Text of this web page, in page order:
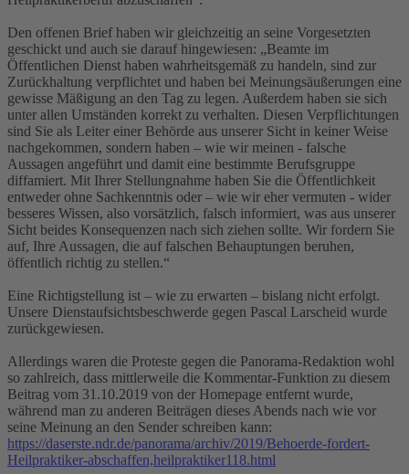
Den offenen Brief haben wir gleichzeitig an seine Vorgesetzten
geschickt und auch sie darauf hingewiesen: „Beamte im
Öffentlichen Dienst haben wahrheitsgemäß zu handeln, sind zur
Zurückhaltung verpflichtet und haben bei Meinungsäußerungen eine
gewisse Mäßigung an den Tag zu legen. Außerdem haben sie sich
unter allen Umständen korrekt zu verhalten. Diesen Verpflichtungen
sind Sie als Leiter einer Behörde aus unserer Sicht in keiner Weise
nachgekommen, sondern haben – wie wir meinen - falsche
Aussagen angeführt und damit eine bestimmte Berufsgruppe
diffamiert. Mit Ihrer Stellungnahme haben Sie die Öffentlichkeit
entweder ohne Sachkenntnis oder – wie wir eher vermuten - wider
besseres Wissen, also vorsätzlich, falsch informiert, was aus unserer
Sicht beides Konsequenzen nach sich ziehen sollte. Wir fordern Sie
auf, Ihre Aussagen, die auf falschen Behauptungen beruhen,
öffentlich richtig zu stellen.“
Eine Richtigstellung ist – wie zu erwarten – bislang nicht erfolgt.
Unsere Dienstaufsichtsbeschwerde gegen Pascal Larscheid wurde
zurückgewiesen.
Allerdings waren die Proteste gegen die Panorama-Redaktion wohl
so zahlreich, dass mittlerweile die Kommentar-Funktion zu diesem
Beitrag vom 31.10.2019 von der Homepage entfernt wurde,
während man zu anderen Beiträgen dieses Abends nach wie vor
seine Meinung an den Sender schreiben kann:
https://daserste.ndr.de/panorama/archiv/2019/Behoerde-fordert-
Heilpraktiker-abschaffen,heilpraktiker118.html